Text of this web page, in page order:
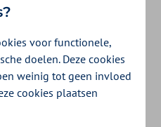
voor iedereen beschikbaar.
niet zelf de ogen
krijgen van een
de druppelbril een succes
regionale afspraken
druppelbril
voor functionele,
doelen. Deze cookies
weinig tot geen invloed
cookies plaatsen